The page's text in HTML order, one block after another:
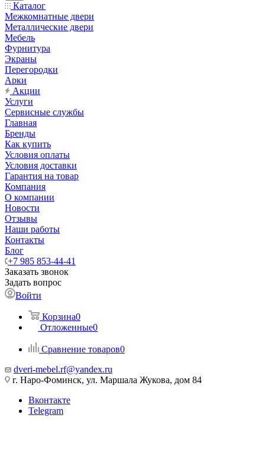
Каталог
Межкомнатные двери
Металлические двери
Мебель
Фурнитура
Экраны
Перегородки
Арки
Акции
Услуги
Сервисные службы
Главная
Бренды
Как купить
Условия оплаты
Условия доставки
Гарантия на товар
Компания
О компании
Новости
Отзывы
Наши работы
Контакты
Блог
+7 985 853-44-41
Заказать звонок
Задать вопрос
Войти
Корзина0
Отложенные0
Сравнение товаров0
dveri-mebel.rf@yandex.ru
г. Наро-Фоминск, ул. Маршала Жукова, дом 84
Вконтакте
Telegram